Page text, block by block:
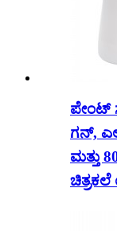
ಪೇಂಟ್
ಗನ್,
ಮತ್ತು